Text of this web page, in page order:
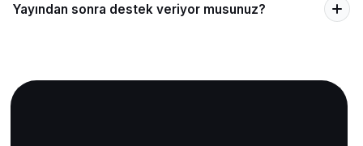
Yayından sonra destek veriyor musunuz?